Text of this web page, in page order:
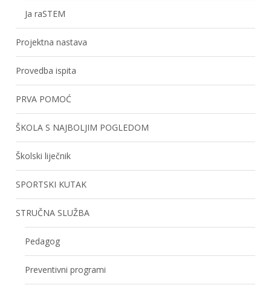
Ja raSTEM
Projektna nastava
Provedba ispita
PRVA POMOĆ
ŠKOLA S NAJBOLJIM POGLEDOM
Školski liječnik
SPORTSKI KUTAK
STRUČNA SLUŽBA
Pedagog
Preventivni programi